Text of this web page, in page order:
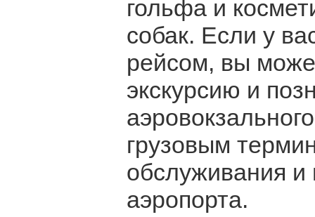
гольфа и
собак. Если у
рейсом, вы
экскурсию и
грузовым
обслуживания и
аэропорта.